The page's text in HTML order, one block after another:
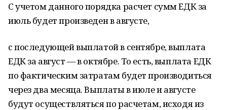
С учетом данного порядка расчет сумм ЕДК за
июль будет произведен в августе,
с последующей выплатой в сентябре, выплата
ЕДК за август — в октябре. То есть, выплата ЕДК
по фактическим затратам будет производиться
через два месяца. Выплаты в июле и августе
будут осуществляться по расчетам, исходя из